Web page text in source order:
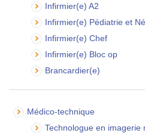
Infirmier(e) A2
Infirmier(e) Pédiatrie et
Infirmier(e) Chef
Infirmier(e) Bloc op
Brancardier(e)
Médico-technique
Technologue en imagerie